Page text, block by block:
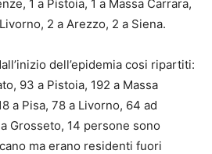
1 a Pistoia, 1 a Massa Carrara,
2 a Arezzo, 2 a Siena.
dell’epidemia cosi ripartiti:
93 a Pistoia, 192 a Massa
a Pisa, 78 a Livorno, 64 ad
Grosseto, 14 persone sono
ma erano residenti fuori